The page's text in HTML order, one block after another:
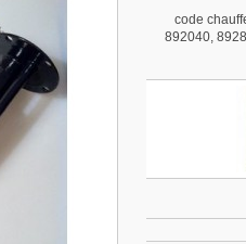
code
892040,